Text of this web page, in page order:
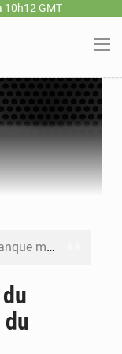
10h12 GMT
Sénégal : la Banque mondiale annonce un financement de 340 milliards FCFA pour soutenir les priorités de la Vision Sénégal 2050
du